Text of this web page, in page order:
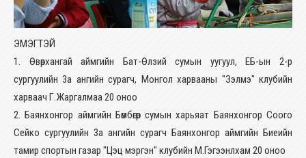
ЭМЭГТЭЙ
1. Өвөрхангай аймгийн Бат-Өлзий сумын уугуул, ЕБ-ын 2-р
сургуулийн 3а ангийн сурагч, Монгол харвааны "Зэлмэ" клубийн
харваач Г.Жаргалмаа 20 оноо
2. Баянхонгор аймгийн Бөмбөгөр сумын харьяат Баянхонгор Соого
Сейко сургуулийн 3а ангийн сурагч Баянхонгор аймгийн Биеийн
тамир спортын газар "Цэц мэргэн" клубийн М.Гэгээнлхам 20 оноо